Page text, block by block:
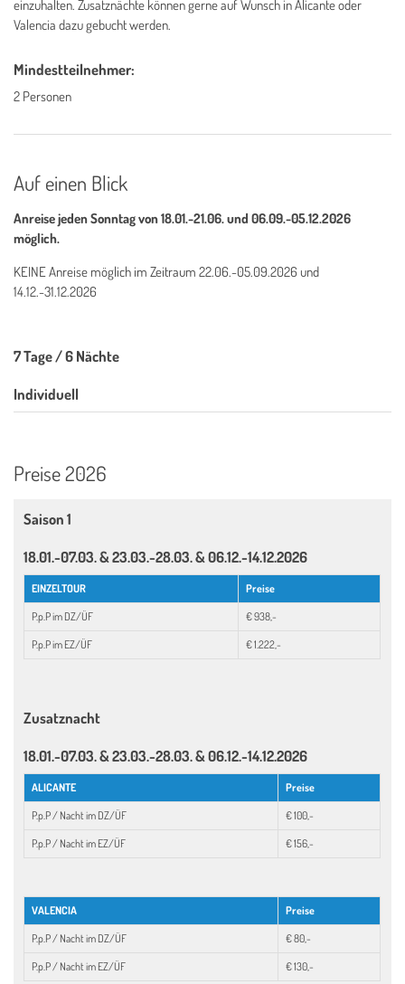
einzuhalten. Zusatznächte können gerne auf Wunsch in Alicante oder
Valencia dazu gebucht werden.
Mindestteilnehmer:
2 Personen
Auf einen Blick
Anreise jeden Sonntag von 18.01.-21.06. und 06.09.-05.12.2026
möglich.
KEINE Anreise möglich im Zeitraum 22.06.-05.09.2026 und
14.12.-31.12.2026
7 Tage / 6 Nächte
Individuell
Preise 2026
Saison 1
18.01.-07.03. & 23.03.-28.03. & 06.12.-14.12.2026
EINZELTOUR Preise
P.p.P im DZ/ÜF € 938,-
P.p.P im EZ/ÜF € 1.222,-
Zusatznacht
18.01.-07.03. & 23.03.-28.03. & 06.12.-14.12.2026
ALICANTE Preise
P.p.P / Nacht im DZ/ÜF € 100,-
P.p.P / Nacht im EZ/ÜF € 156,-
VALENCIA Preise
P.p.P / Nacht im DZ/ÜF € 80,-
P.p.P / Nacht im EZ/ÜF € 130,-